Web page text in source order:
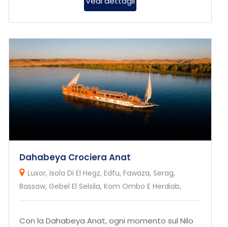
Dahabeya Crociera Anat
Luxor, Isola Di El Hegz, Edfu, Fawaza, Serag,
Bassaw, Gebel El Selsila, Kom Ombo E Herdiab,
Con la Dahabeya Anat, ogni momento sul Nilo